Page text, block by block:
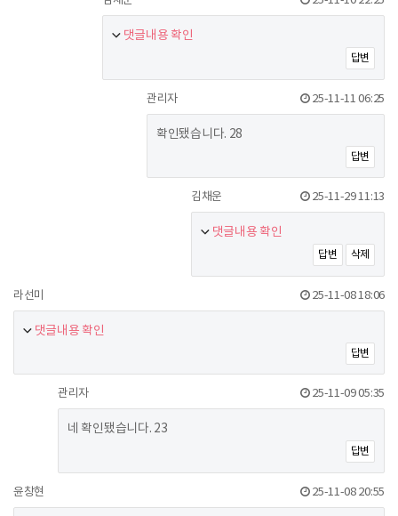
댓글내용 확인
답변
관리자 25-11-11 06:25
확인됐습니다. 28
답변
김채운 25-11-29 11:13
댓글내용 확인
답변 삭제
라선미 25-11-08 18:06
댓글내용 확인
답변
관리자 25-11-09 05:35
네 확인됐습니다. 23
답변
윤창현 25-11-08 20:55